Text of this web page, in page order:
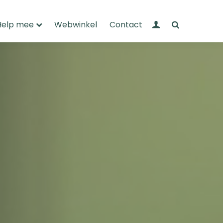
mee Webwinkel Contact Mijn Wandelnet